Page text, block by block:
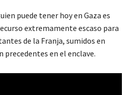
puede tener hoy en Gaza es
extremamente escaso para
de la Franja, sumidos en
precedentes en el enclave.